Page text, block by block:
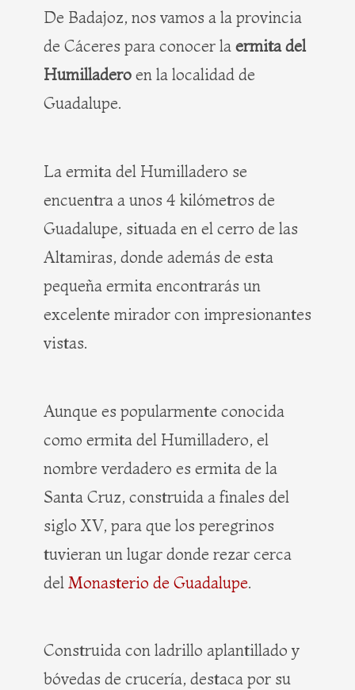
De Badajoz, nos vamos a la provincia
de Cáceres para conocer la ermita del
Humilladero en la localidad de
Guadalupe.
La ermita del Humilladero se
encuentra a unos 4 kilómetros de
Guadalupe, situada en el cerro de las
Altamiras, donde además de esta
pequeña ermita encontrarás un
excelente mirador con impresionantes
vistas.
Aunque es popularmente conocida
como ermita del Humilladero, el
nombre verdadero es ermita de la
Santa Cruz, construida a finales del
siglo XV, para que los peregrinos
tuvieran un lugar donde rezar cerca
del Monasterio de Guadalupe.
Construida con ladrillo aplantillado y
bóvedas de crucería, destaca por su